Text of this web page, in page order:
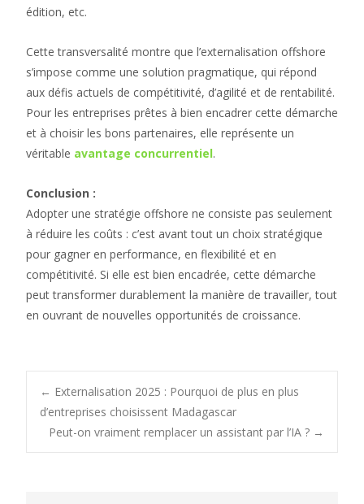
édition, etc.
Cette transversalité montre que l’externalisation offshore
s’impose comme une solution pragmatique, qui répond
aux défis actuels de compétitivité, d’agilité et de rentabilité.
Pour les entreprises prêtes à bien encadrer cette démarche
et à choisir les bons partenaires, elle représente un
véritable avantage concurrentiel.
Conclusion :
Adopter une stratégie offshore ne consiste pas seulement
à réduire les coûts : c’est avant tout un choix stratégique
pour gagner en performance, en flexibilité et en
compétitivité. Si elle est bien encadrée, cette démarche
peut transformer durablement la manière de travailler, tout
en ouvrant de nouvelles opportunités de croissance.
Post
navigation
← Externalisation 2025 : Pourquoi de plus en plus
d’entreprises choisissent Madagascar
Peut-on vraiment remplacer un assistant par l’IA ? →